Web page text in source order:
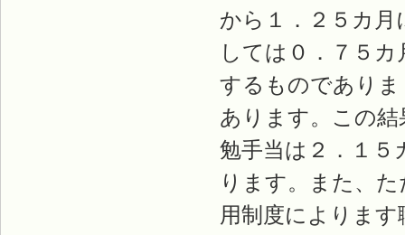
から１．２５カ
しては０．７５
するものであり
あります。この結
勉手当は２．１５
ります。また、
用制度によりま